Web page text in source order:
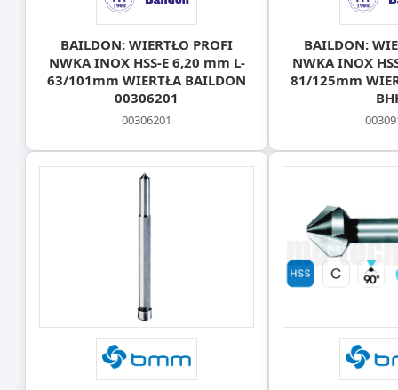
BAILDON: WIERTŁO PROFI
NWKA INOX HSS-E 6,20 mm L-
63/101mm WIERTŁA BAILDON
00306201
00306201
BAILDON:
NWKA INOX
81/125mm